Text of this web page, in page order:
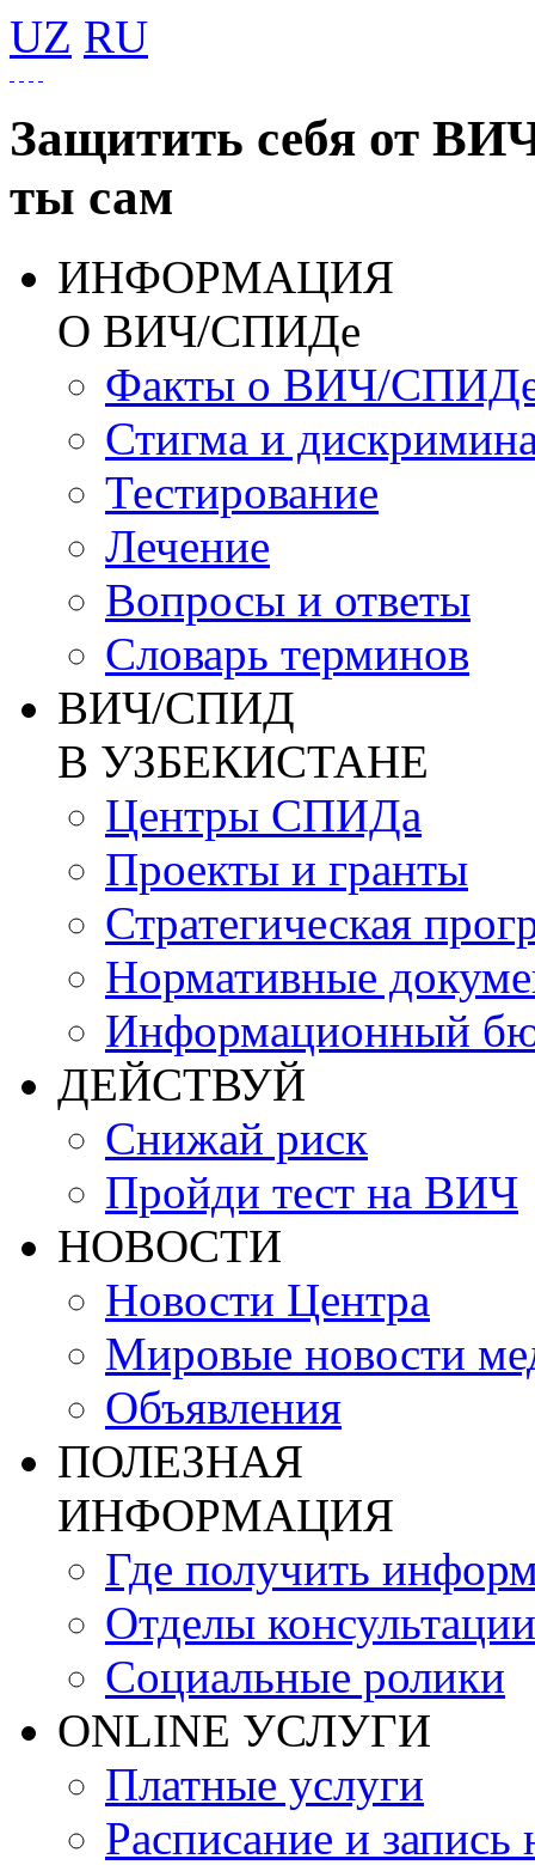
UZ RU
Защитить себя от
ты сам
ИНФОРМАЦИЯ
О ВИЧ/СПИДе
Факты о ВИЧ/
Стигма и
Тестирование
Лечение
Вопросы и ответы
Словарь терминов
ВИЧ/СПИД
В УЗБЕКИСТАНЕ
Центры СПИДа
Проекты и гранты
Стратегическая
Нормативные
Информационный
ДЕЙСТВУЙ
Снижай риск
Пройди тест на ВИЧ
НОВОСТИ
Новости Центра
Мировые новости
Объявления
ПОЛЕЗНАЯ
ИНФОРМАЦИЯ
Где получить
Отделы консультации
Социальные ролики
ONLINE УСЛУГИ
Платные услуги
Расписание и запись